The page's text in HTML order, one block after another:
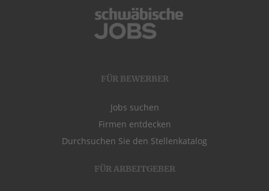
FÜR BEWERBER
Jobs suchen
Firmen entdecken
Durchsuchen Sie den Stellenkatalog
FÜR ARBEITGEBER